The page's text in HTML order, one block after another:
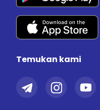
Temukan kami